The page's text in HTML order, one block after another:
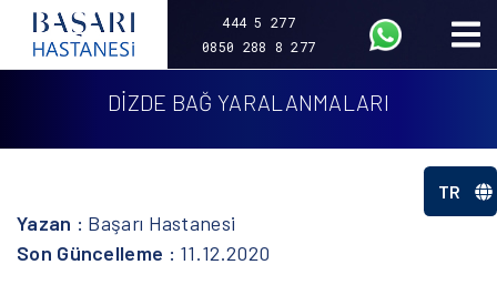
444 5 277
0850 288 8 277
TR
DİZDE BAĞ YARALANMALARI
Yazan : Başarı Hastanesi
Son Güncelleme : 11.12.2020